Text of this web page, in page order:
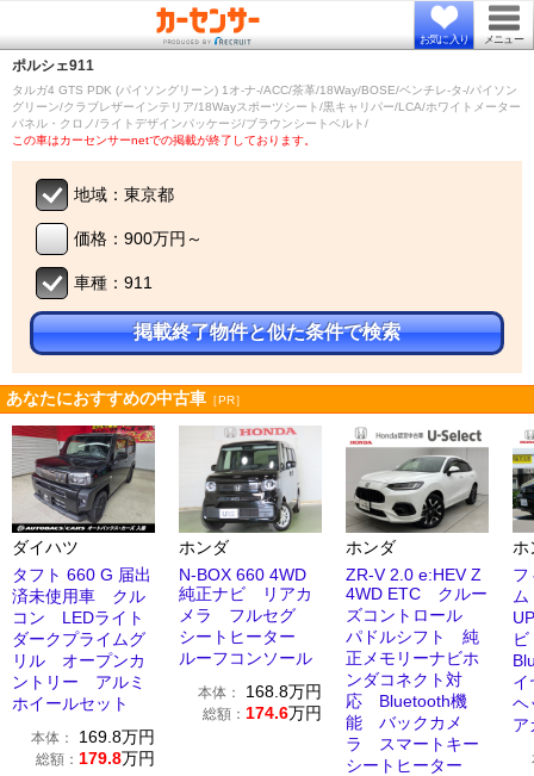
お気に入り メニュー
ポルシェ911
タルガ4 GTS PDK (パイソングリーン) 1オ-ナ-/ACC/茶革/18Way/BOSE/ベンチレ-タ-/パイソン
グリーン/クラブレザーインテリア/18Wayスポーツシート/黒キャリパー/LCA/ホワイトメーター
パネル・クロノ/ライトデザインパッケージ/ブラウンシートベルト/
この車はカーセンサーnetでの掲載が終了しております。
地域：東京都
価格：900万円～
車種：911
掲載終了物件と似た条件で検索
あなたにおすすめの中古車 ［PR］
ダイハツ
タフト 660 G 届出
済未使用車 クル
コン LEDライト
ダークプライムグ
リル オープンカ
ントリー アルミ
ホイールセット
本体： 169.8万円
総額： 179.8万円
ホンダ
N-BOX 660 4WD
純正ナビ リアカ
メラ フルセグ
シートヒーター
ルーフコンソール
本体： 168.8万円
総額： 174.6万円
ホンダ
ZR-V 2.0 e:HEV Z
4WD ETC クルー
ズコントロール
パドルシフト 純
正メモリーナビホ
ンダコネクト対
応 Bluetooth機
能 バックカメ
ラ スマートキー
シートヒーター
ホ
フ
イ
ヘ
ア